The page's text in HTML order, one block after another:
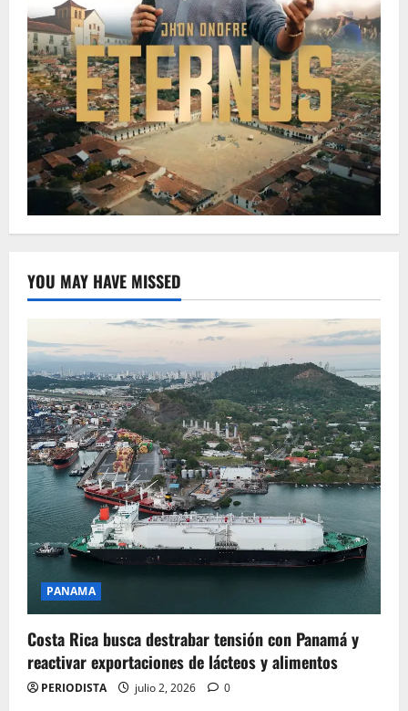
YOU MAY HAVE MISSED
PANAMA
Costa Rica busca destrabar tensión con Panamá y
reactivar exportaciones de lácteos y alimentos
PERIODISTA julio 2, 2026 0